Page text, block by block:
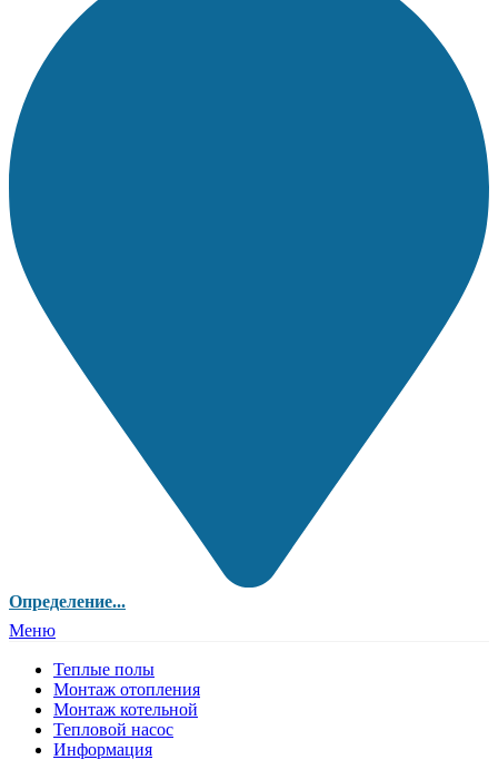
Определение...
Меню
Теплые полы
Монтаж отопления
Монтаж котельной
Тепловой насос
Информация